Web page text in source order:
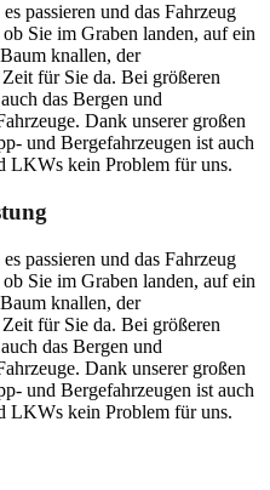
passieren und das Fahrzeug
Sie im Graben landen, auf ein
knallen, der
für Sie da. Bei größeren
das Bergen und
Dank unserer großen
und Bergefahrzeugen ist auch
LKWs kein Problem für uns.
passieren und das Fahrzeug
Sie im Graben landen, auf ein
knallen, der
für Sie da. Bei größeren
das Bergen und
Dank unserer großen
und Bergefahrzeugen ist auch
LKWs kein Problem für uns.